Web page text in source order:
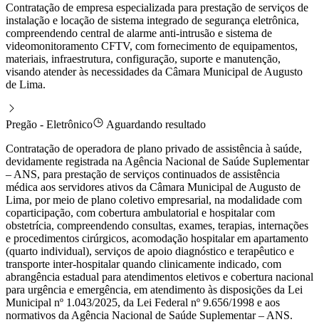
Contratação de empresa especializada para prestação de serviços de
instalação e locação de sistema integrado de segurança eletrônica,
compreendendo central de alarme anti-intrusão e sistema de
videomonitoramento CFTV, com fornecimento de equipamentos,
materiais, infraestrutura, configuração, suporte e manutenção,
visando atender às necessidades da Câmara Municipal de Augusto
de Lima.
Pregão - Eletrônico
Aguardando resultado
Contratação de operadora de plano privado de assistência à saúde,
devidamente registrada na Agência Nacional de Saúde Suplementar
– ANS, para prestação de serviços continuados de assistência
médica aos servidores ativos da Câmara Municipal de Augusto de
Lima, por meio de plano coletivo empresarial, na modalidade com
coparticipação, com cobertura ambulatorial e hospitalar com
obstetrícia, compreendendo consultas, exames, terapias, internações
e procedimentos cirúrgicos, acomodação hospitalar em apartamento
(quarto individual), serviços de apoio diagnóstico e terapêutico e
transporte inter-hospitalar quando clinicamente indicado, com
abrangência estadual para atendimentos eletivos e cobertura nacional
para urgência e emergência, em atendimento às disposições da Lei
Municipal nº 1.043/2025, da Lei Federal nº 9.656/1998 e aos
normativos da Agência Nacional de Saúde Suplementar – ANS.